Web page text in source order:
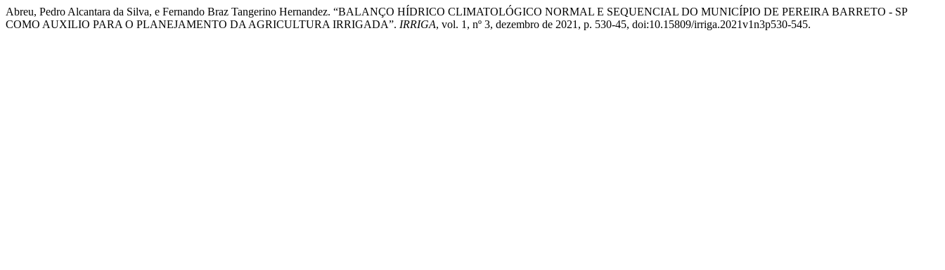
Abreu, Pedro Alcantara da Silva, e Fernando Braz Tangerino Hernandez. “BALANÇO HÍDRICO CLIMATOLÓGICO NORMAL E SEQUENCIAL DO MUNICÍPIO DE PEREIRA BARRETO - SP
COMO AUXILIO PARA O PLANEJAMENTO DA AGRICULTURA IRRIGADA”. IRRIGA, vol. 1, nº 3, dezembro de 2021, p. 530-45, doi:10.15809/irriga.2021v1n3p530-545.